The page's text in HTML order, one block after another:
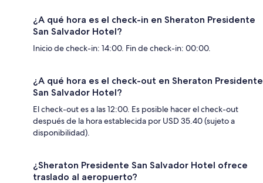
¿A qué hora es el check-in en Sheraton Presidente
San Salvador Hotel?
Inicio de check-in: 14:00. Fin de check-in: 00:00.
¿A qué hora es el check-out en Sheraton Presidente
San Salvador Hotel?
El check-out es a las 12:00. Es posible hacer el check-out
después de la hora establecida por USD 35.40 (sujeto a
disponibilidad).
¿Sheraton Presidente San Salvador Hotel ofrece
traslado al aeropuerto?